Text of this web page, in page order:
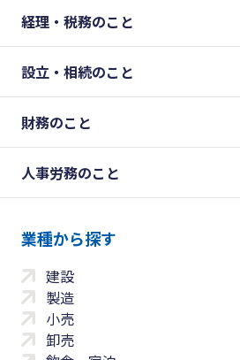
経理・税務のこと
設立・相続のこと
財務のこと
人事労務のこと
業種から探す
建設
製造
小売
卸売